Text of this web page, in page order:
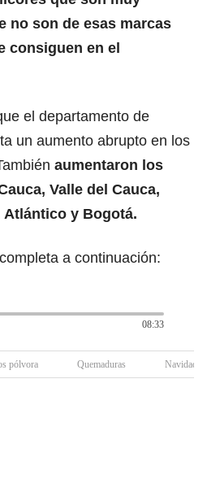
no son de esas marcas
consiguen en el
el departamento de
un aumento abrupto en los
aumentaron los
Valle del Cauca,
Atlántico y Bogotá.
a continuación:
08:33
pólvora Quemaduras Navidad